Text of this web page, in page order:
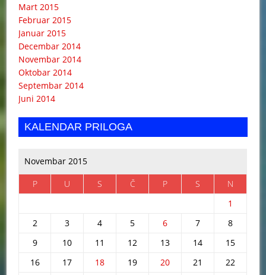
Mart 2015
Februar 2015
Januar 2015
Decembar 2014
Novembar 2014
Oktobar 2014
Septembar 2014
Juni 2014
KALENDAR PRILOGA
Novembar 2015
P
U S Č P S
N
1
2
3 4 5 6 7
8
9
10 11 12 13 14
15
16
17 18 19 20 21
22